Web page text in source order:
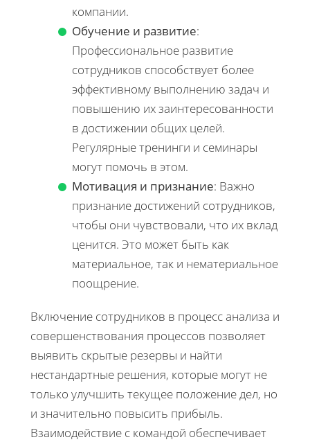
компании.
Обучение и развитие:
Профессиональное развитие
сотрудников способствует более
эффективному выполнению задач и
повышению их заинтересованности
в достижении общих целей.
Регулярные тренинги и семинары
могут помочь в этом.
Мотивация и признание: Важно
признание достижений сотрудников,
чтобы они чувствовали, что их вклад
ценится. Это может быть как
материальное, так и нематериальное
поощрение.
Включение сотрудников в процесс анализа и
совершенствования процессов позволяет
выявить скрытые резервы и найти
нестандартные решения, которые могут не
только улучшить текущее положение дел, но
и значительно повысить прибыль.
Взаимодействие с командой обеспечивает